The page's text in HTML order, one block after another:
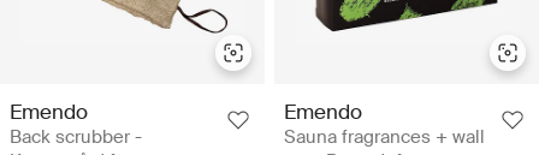
Emendo
Back scrubber -
Emendo
Sauna fragrances + wall